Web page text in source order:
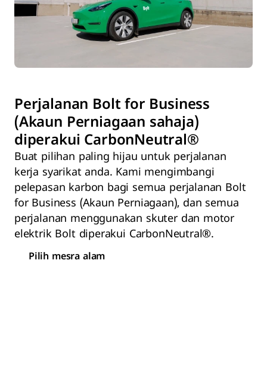
Perjalanan Bolt for Business
(Akaun Perniagaan sahaja)
diperakui CarbonNeutral®
Buat pilihan paling hijau untuk perjalanan
kerja syarikat anda. Kami mengimbangi
pelepasan karbon bagi semua perjalanan Bolt
for Business (Akaun Perniagaan), dan semua
perjalanan menggunakan skuter dan motor
elektrik Bolt diperakui CarbonNeutral®.
Pilih mesra alam